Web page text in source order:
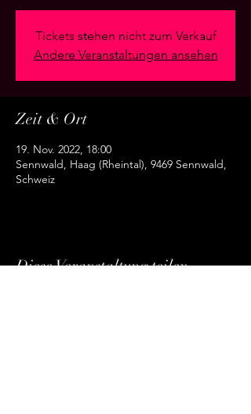
Tickets stehen nicht zum Verkauf
Andere Veranstaltungen ansehen
Zeit & Ort
19. Nov. 2022, 18:00
Sennwald, Haag (Rheintal), 9469 Sennwald,
Schweiz
Diese Veranstaltung teilen